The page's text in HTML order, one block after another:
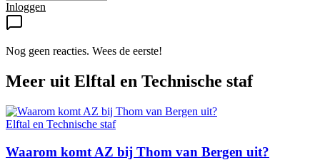
Inloggen
Nog geen reacties. Wees de eerste!
Meer uit Elftal en Technische staf
Elftal en Technische staf
Waarom komt AZ bij Thom van Bergen uit?